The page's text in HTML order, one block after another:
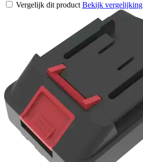
Vergelijk dit product Bekijk vergelijking